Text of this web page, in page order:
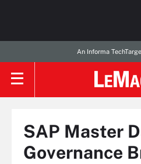
An Informa
SAP Master
Governance